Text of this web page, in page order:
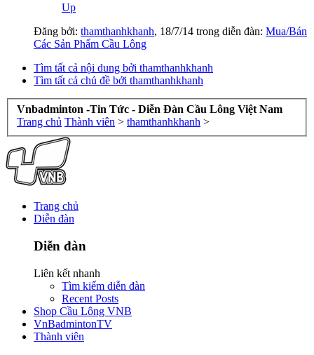
Up
Đăng bởi: thamthanhkhanh, 18/7/14 trong diễn đàn: Mua/Bán
Các Sản Phẩm Cầu Lông
Tìm tất cả nội dung bởi thamthanhkhanh
Tìm tất cả chủ đề bởi thamthanhkhanh
Vnbadminton -Tin Tức - Diễn Đàn Cầu Lông Việt Nam
Trang chủ Thành viên > thamthanhkhanh >
Trang chủ
Diễn đàn
Diễn đàn
Liên kết nhanh
Tìm kiếm diễn đàn
Recent Posts
Shop Cầu Lông VNB
VnBadmintonTV
Thành viên